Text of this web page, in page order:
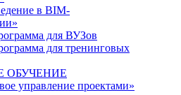
в BIM-
для ВУЗов
для тренинговых
ОБУЧЕНИЕ
управление проектами»